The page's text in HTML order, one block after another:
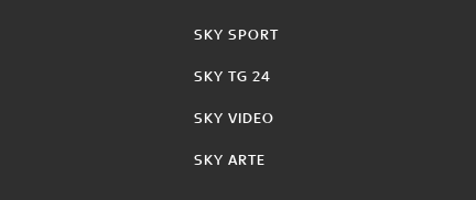
SKY SPORT
SKY TG 24
SKY VIDEO
SKY ARTE